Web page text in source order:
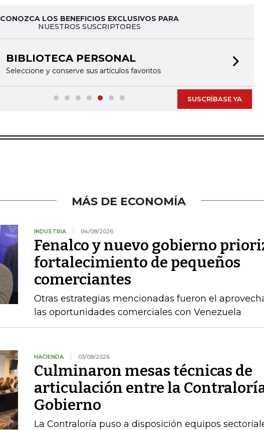
CONOZCA LOS BENEFICIOS EXCLUSIVOS PARA
NUESTROS SUSCRIPTORES
BIBLIOTECA PERSONAL
Seleccione y conserve sus artículos favoritos
SUSCRÍBASE YA
MÁS DE ECONOMÍA
INDUSTRIA 04/08/2026
Fenalco y nuevo gobierno
fortalecimiento de pequeños
comerciantes
Otras estrategias mencionadas fueron el
las oportunidades comerciales con Venezuela
HACIENDA 03/08/2026
Culminaron mesas técnicas de
articulación entre la
Gobierno
La Contraloría puso a disposición equipos